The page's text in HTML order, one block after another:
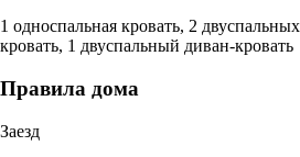
1 односпальная кровать, 2
кровать, 1 двуспальный диван-кровать
Правила дома
Заезд